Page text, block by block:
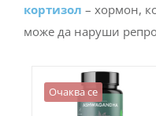
кортизол – хормон,
може да наруши
Очаква се